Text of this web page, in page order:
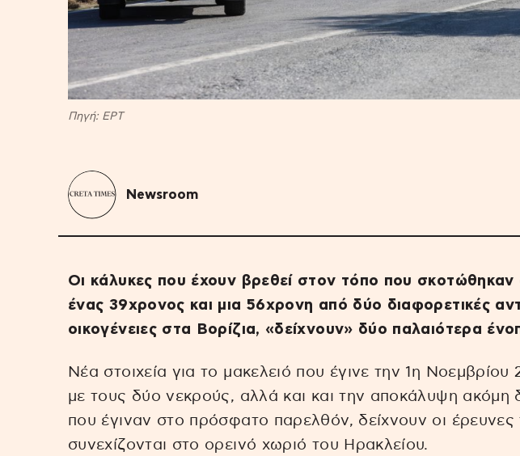
Πηγή: EΡΤ
Newsroom
Οι κάλυκες που έχουν βρεθεί στον τόπο που
ένας 39χρονος και μια 56χρονη από δύο διαφορετικές
οικογένειες στα Βορίζια, «δείχνουν» δύο παλαιότερα
Νέα στοιχεία για το μακελειό που έγινε την 1η Νοεμβρίου
με τους δύο νεκρούς, αλλά και και την αποκάλυψη ακόμη
που έγιναν στο πρόσφατο παρελθόν, δείχνουν οι
συνεχίζονται στο ορεινό χωριό του Ηρακλείου.